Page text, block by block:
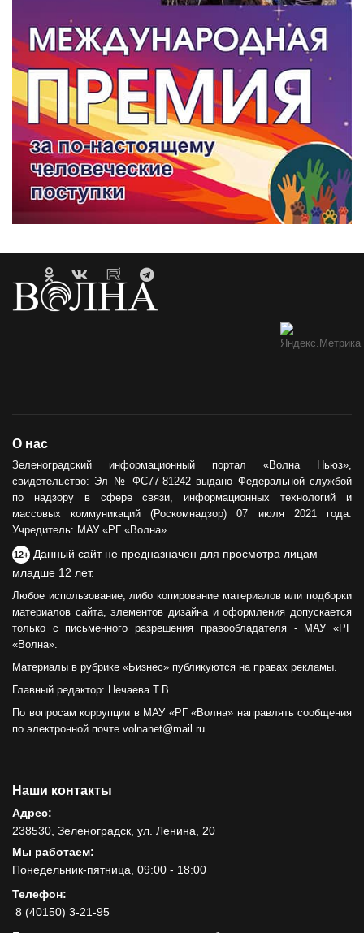
О нас
Зеленоградский информационный портал «Волна Ньюз»,
свидетельство: Эл № ФС77-81242 выдано Федеральной службой
по надзору в сфере связи, информационных технологий и
массовых коммуникаций (Роскомнадзор) 07 июля 2021 года.
Учредитель: МАУ «РГ «Волна».
12+ Данный сайт не предназначен для просмотра лицам
младше 12 лет.
Любое использование, либо копирование материалов или подборки
материалов сайта, элементов дизайна и оформления допускается
только с письменного разрешения правообладателя - МАУ «РГ
«Волна».
Материалы в рубрике «Бизнес» публикуются на правах рекламы.
Главный редактор: Нечаева Т.В.
По вопросам коррупции в МАУ «РГ «Волна» направлять сообщения
по электронной почте volnanet@mail.ru
Наши контакты
Адрес:
238530, Зеленоградск, ул. Ленина, 20
Мы работаем:
Понедельник-пятница, 09:00 - 18:00
Телефон:
8 (40150) 3-21-95